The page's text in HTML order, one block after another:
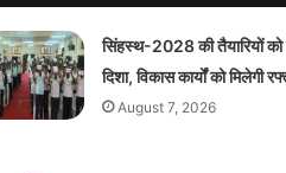
सिंहस्थ-2028 की तैयारियों को
दिशा, विकास कार्यों को मिलेगी
August 7, 2026